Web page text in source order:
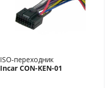
ISO-переходник
Incar CON-KEN-01